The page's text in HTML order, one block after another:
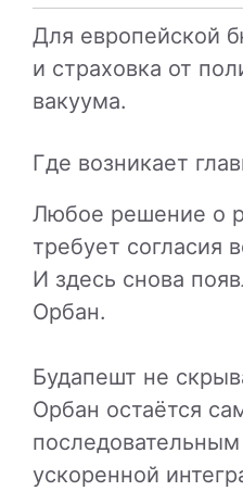
Для европейской
и страховка от
вакуума.
Где возникает
Любое решение о
требует согласия
И здесь снова
Орбан.
Будапешт не
Орбан остаётся
ускоренной